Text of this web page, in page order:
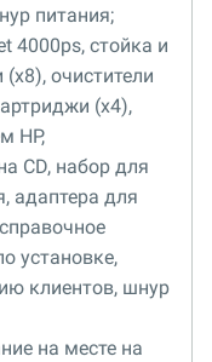
питания;
4000ps, стойка и
очистители
(x4),
HP,
CD, набор для
адаптера для
установке,
клиентов, шнур
на месте на